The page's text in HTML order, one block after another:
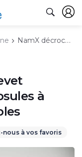
NamX décroche un brevet européen pour ses capsules à hydrogène rechargeables
à
nous à vos favoris